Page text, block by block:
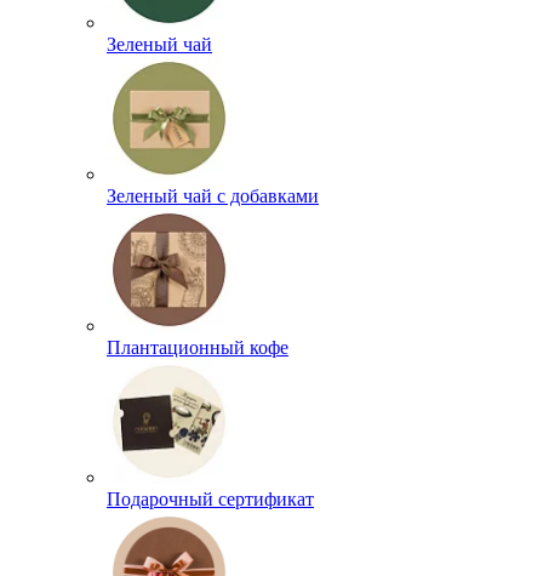
Зеленый чай
Зеленый чай с добавками
Плантационный кофе
Подарочный сертификат